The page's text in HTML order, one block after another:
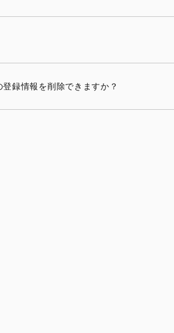
録情報を削除できますか？